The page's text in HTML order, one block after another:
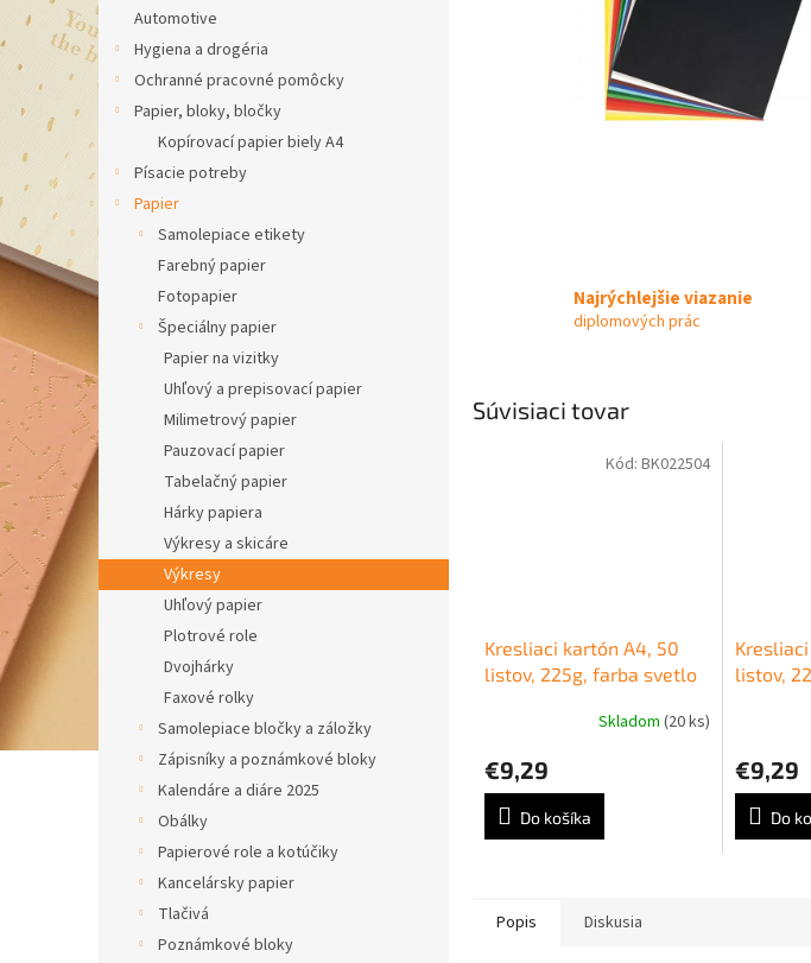
Automotive
Hygiena a drogéria
Ochranné pracovné pomôcky
Papier, bloky, bločky
Kopírovací papier biely A4
Písacie potreby
Papier
Samolepiace etikety
Farebný papier
Fotopapier
Špeciálny papier
Papier na vizitky
Uhľový a prepisovací papier
Milimetrový papier
Pauzovací papier
Tabelačný papier
Hárky papiera
Výkresy a skicáre
Výkresy
Uhľový papier
Plotrové role
Dvojhárky
Faxové rolky
Samolepiace bločky a záložky
Zápisníky a poznámkové bloky
Kalendáre a diáre 2025
Obálky
Papierové role a kotúčiky
Kancelársky papier
Tlačivá
Poznámkové bloky
Najrýchlejšie viazanie
diplomových prác
Súvisiaci tovar
Kresliaci kartón A4, 50
listov, 225g, farba svetlo
Skladom (20 ks)
€9,29
Do košíka
Kód: BK022504
listov,
€9,29
Do
Popis Diskusia